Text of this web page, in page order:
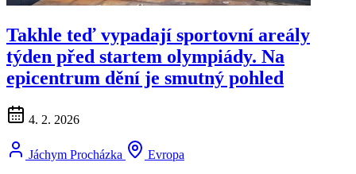
Takhle teď vypadají sportovní areály
týden před startem olympiády. Na
epicentrum dění je smutný pohled
4. 2. 2026
Jáchym Procházka
Evropa